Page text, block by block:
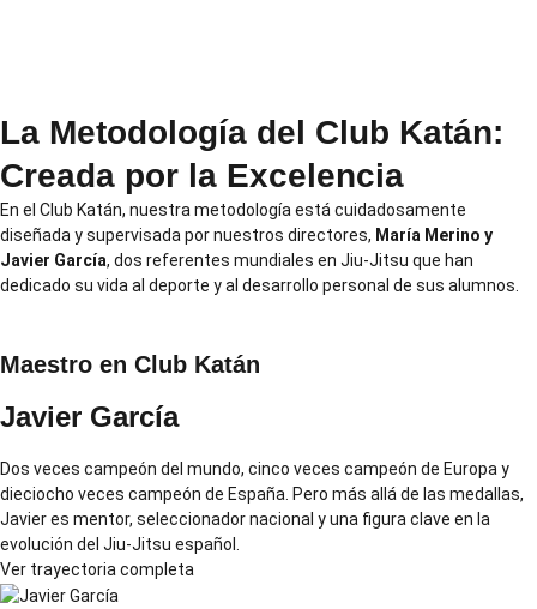
La Metodología del Club Katán:
Creada por la Excelencia
En el Club Katán, nuestra metodología está cuidadosamente
diseñada y supervisada por nuestros directores, María Merino y
Javier García, dos referentes mundiales en Jiu-Jitsu que han
dedicado su vida al deporte y al desarrollo personal de sus alumnos.
Maestro en Club Katán
Javier García
Dos veces campeón del mundo, cinco veces campeón de Europa y
dieciocho veces campeón de España. Pero más allá de las medallas,
Javier es mentor, seleccionador nacional y una figura clave en la
evolución del Jiu-Jitsu español.
Ver trayectoria completa